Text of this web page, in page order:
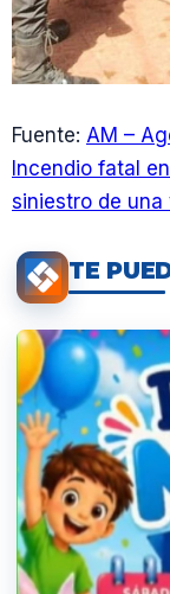
Fuente: AM –
Incendio fatal
siniestro de una
TE